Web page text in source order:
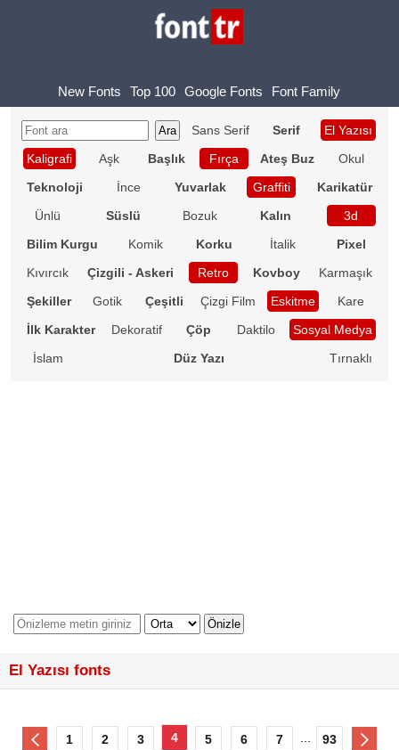
New Fonts Top 100 Google Fonts Font Family
Sans Serif Serif
El Yazısı
Kaligrafi
Aşk Başlık Fırça Ateş Buz
Okul
Teknoloji
İnce Yuvarlak Graffiti
Karikatür
Ünlü
Süslü Bozuk Kalın
3d
Bilim Kurgu
Komik Korku İtalik
Pixel
Kıvırcık
Çizgili - Askeri Retro Kovboy
Karmaşık
Şekiller
Gotik Çeşitli Çizgi Film Eskitme
Kare
İlk Karakter
Dekoratif Çöp Daktilo
Sosyal Medya
İslam
Düz Yazı Tırnaklı
El Yazısı fonts
1 2 3 4 5 6 7 93